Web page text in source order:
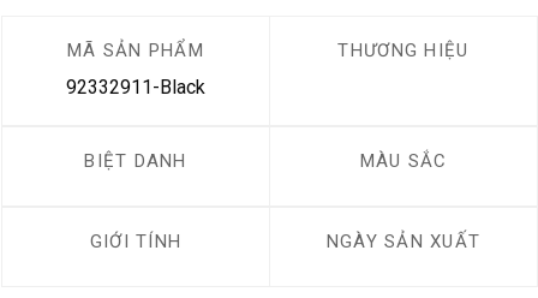
MÃ SẢN PHẨM
92332911-Black
THƯƠNG HIỆU
BIỆT DANH MÀU SẮC
GIỚI TÍNH NGÀY SẢN XUẤT